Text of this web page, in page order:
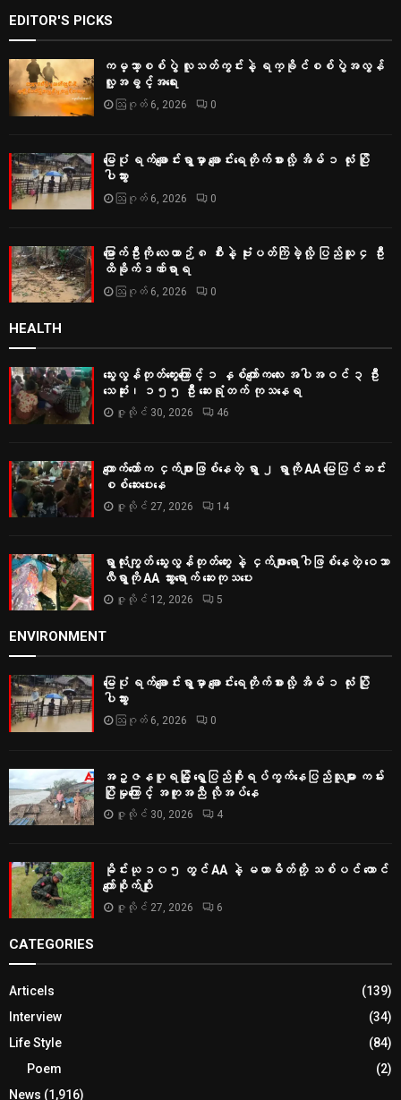
EDITOR'S PICKS
ကမ္ဘာ့စစ်ပွဲ လူသတ်ကွင်းနဲ့ ရက္ခိုင်စစ်ပွဲအလွန်
လူ့အခွင့်အရေး
ဩဂုတ် 6, 2026 0
မြေပုံ ရက်ချောင်းရွာမှာ ချောင်းရေတိုက်စားလို့ အိမ် ၁ လုံး ပြို
ပါသွား
ဩဂုတ် 6, 2026 0
မြောက်ဦးကို လေယာဉ် ၈ စီးနဲ့ ဗုံးပတ်ကြဲခဲ့လို့ ပြည်သူ ၄ ဦး
ထိခိုက်ဒဏ်ရာရ
ဩဂုတ် 6, 2026 0
HEALTH
သွေးလွန်တုတ်ကွေးကြောင့် ၁ နှစ်ကျော်ကလေး အပါအဝင် ၃ ဦး
သေဆုံး၊ ၁၅၅ ဦး ဆေးရုံတက် ကုသနေရ
ဇူလိုင် 30, 2026 46
ကျောက်တော်က ငှက်ဖျားဖြစ်နေတဲ့ ရွာ ၂ ရွာကို AA မြေပြင်ဆင်း
စစ်‌ဆေးပေးနေ
ဇူလိုင် 27, 2026 14
ရွာလုံးကျွတ် သွေးလွန်တုတ်ကွေး နဲ့ ငှက်ဖျားရောဂါဖြစ်နေတဲ့ ဝေသာ
လီရွာကို AA သွားရောက် ဆေးကုသပေး
ဇူလိုင် 12, 2026 5
ENVIRONMENT
မြေပုံ ရက်ချောင်းရွာမှာ ချောင်းရေတိုက်စားလို့ အိမ် ၁ လုံး ပြို
ပါသွား
ဩဂုတ် 6, 2026 0
အဥ္ဇနပူရမြို့ ရွှေပြည်စိုးရပ်ကွက်နေပြည်သူများ ကမ်း
ပြိုမှုကြောင့် အကူအညီ လိုအပ်နေ
ဇူလိုင် 30, 2026 4
မိုင်းယု ၁၀၅ တွင် AA နဲ့ မဟာမိတ်တို့ သစ်ပင် ထောင်
ကျော်စိုက်ပျိုး
ဇူလိုင် 27, 2026 6
CATEGORIES
Articels
(139)
Interview
(34)
Life Style
(84)
Poem
(2)
News (1,916)